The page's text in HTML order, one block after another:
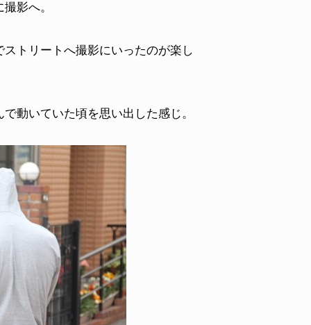
影へ。
トリートへ撮影にいったのが楽し
動いていた頃を思い出した感じ。